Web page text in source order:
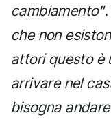
cambiamento"
che non
attori questo è
arrivare nel
bisogna